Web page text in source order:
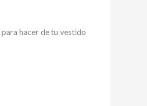
hacer de tu vestido